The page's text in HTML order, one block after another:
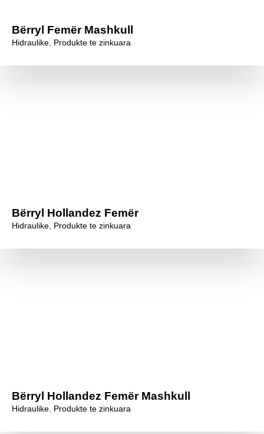
Bërryl Femër Mashkull
Hidraulike Produkte te zinkuara
Bërryl Hollandez Femër
Hidraulike Produkte te zinkuara
Bërryl Hollandez Femër Mashkull
Hidraulike Produkte te zinkuara